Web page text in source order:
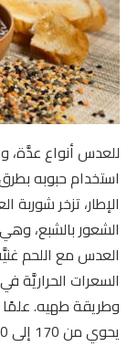
للعدس أنواع عدَّة،
استخدام حبوبه
الإطار، تزخر
الشعور بالشبع،
العدس مع اللحم
السعرات
يحوي من 170 إلى 300 سعرة حرارية.